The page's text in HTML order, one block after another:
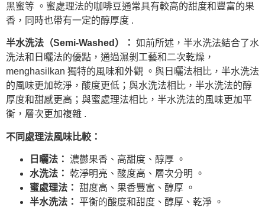
黑蜜等 。蜜處理法的咖啡豆通常具有較高的甜度和豐富的果
香，同時也帶有一定的醇厚度 .
半水洗法（Semi-Washed）： 如前所述，半水洗法結合了水
洗法和日曬法的優點，通過濕剝工藝和二次乾燥，
menghasilkan 獨特的風味和外觀 。與日曬法相比，半水洗法
的風味更加乾淨，酸度更低；與水洗法相比，半水洗法的醇
厚度和甜感更高；與蜜處理法相比，半水洗法的風味更加平
衡，層次更加複雜 .
不同處理法風味比較：
日曬法： 濃鬱果香、高甜度、醇厚 。
水洗法： 乾淨明亮、酸度高、層次分明 。
蜜處理法： 甜度高、果香豐富、醇厚 。
半水洗法： 平衡的酸度和甜度、醇厚、乾淨 。